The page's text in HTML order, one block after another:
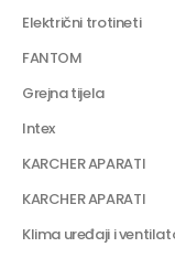
Električni trotineti
FANTOM
Grejna tijela
Intex
KARCHER APARATI
KARCHER APARATI
Klima uređaji i